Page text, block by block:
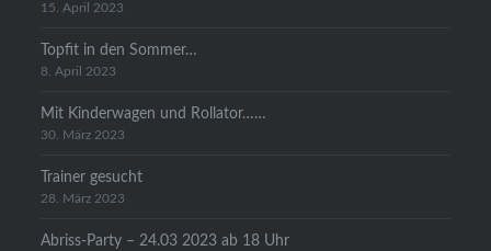
15. April 2023
Topfit in den Sommer…
8. April 2023
Mit Kinderwagen und Rollator……
30. März 2023
Trainer gesucht
28. März 2023
Abriss-Party – 24.03 2023 ab 18 Uhr